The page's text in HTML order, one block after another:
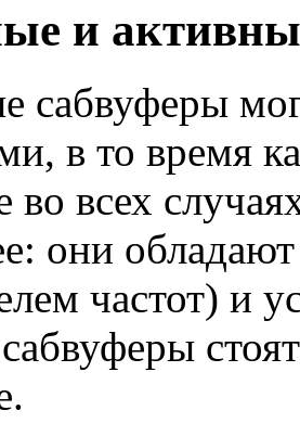
и
сабвуферы
в то время
во всех
они
частот) и